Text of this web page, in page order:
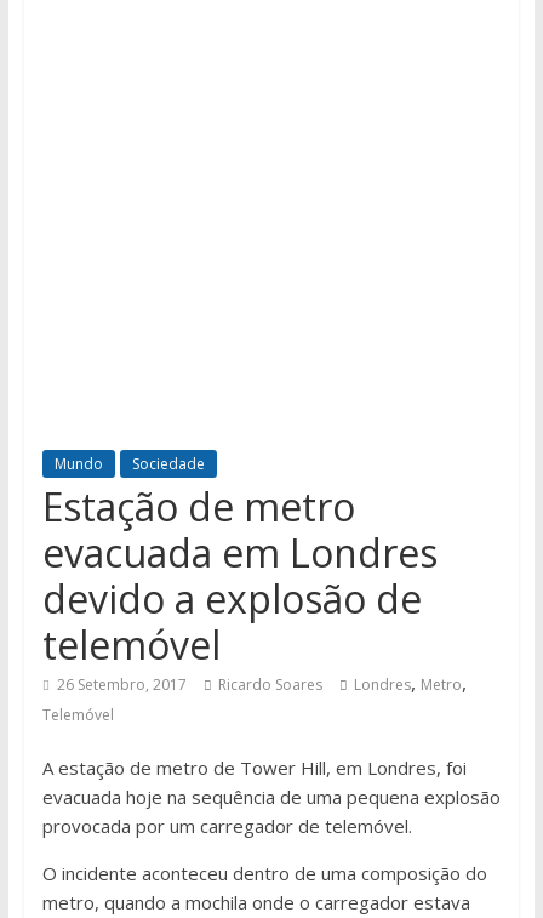
Mundo Sociedade
Estação de metro
evacuada em Londres
devido a explosão de
telemóvel
26 Setembro, 2017 Ricardo Soares Londres, Metro,
Telemóvel
A estação de metro de Tower Hill, em Londres, foi
evacuada hoje na sequência de uma pequena explosão
provocada por um carregador de telemóvel.
O incidente aconteceu dentro de uma composição do
metro, quando a mochila onde o carregador estava